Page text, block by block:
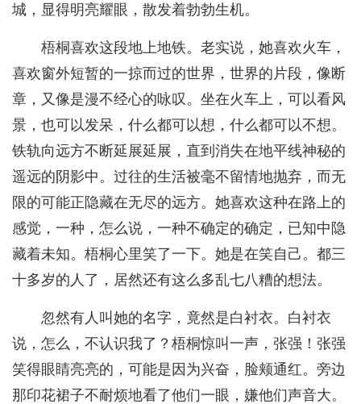
城，显得明亮耀眼，散发着勃勃生机。
梧桐喜欢这段地上地铁。老实说，她喜欢火车，
喜欢窗外短暂的一掠而过的世界，世界的片段，像断
章，又像是漫不经心的咏叹。坐在火车上，可以看风
景，也可以发呆，什么都可以想，什么都可以不想。
铁轨向远方不断延展延展，直到消失在地平线神秘的
遥远的阴影中。过往的生活被毫不留情地抛弃，而无
限的可能正隐藏在无尽的远方。她喜欢这种在路上的
感觉，一种，怎么说，一种不确定的确定，已知中隐
藏着未知。梧桐心里笑了一下。她是在笑自己。都三
十多岁的人了，居然还有这么多乱七八糟的想法。
忽然有人叫她的名字，竟然是白衬衣。白衬衣
说，怎么，不认识我了？梧桐惊叫一声，张强！张强
笑得眼睛亮亮的，可能是因为兴奋，脸颊通红。旁边
那印花裙子不耐烦地看了他们一眼，嫌他们声音大。